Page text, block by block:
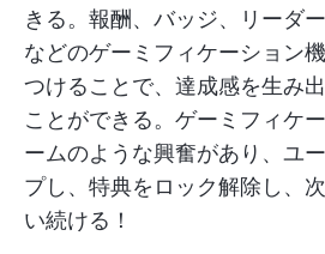
きる。報酬、バッジ、リーダ
などのゲーミフィケーション
つけることで、達成感を生み
ことができる。ゲーミフィケ
ームのような興奮があり、ユ
プし、特典をロック解除し、
い続ける！